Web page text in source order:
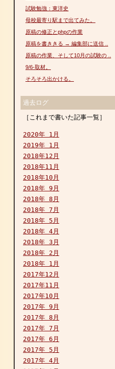
試験勉強：東洋史
母校最寄り駅まで出てみた。
原稿の修正とphpの作業
原稿を書ききる → 編集部に送信 ..
原稿の作業、そして10月の試験の ..
9/6-取材。
そろそろ出かける。
過去ログ
［これまで書いた記事一覧］
2020年 1月
2019年 1月
2018年12月
2018年11月
2018年10月
2018年 9月
2018年 8月
2018年 7月
2018年 5月
2018年 4月
2018年 3月
2018年 2月
2018年 1月
2017年12月
2017年11月
2017年10月
2017年 9月
2017年 8月
2017年 7月
2017年 6月
2017年 5月
2017年 4月